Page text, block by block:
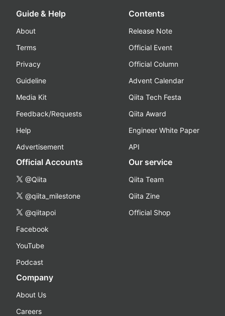
Guide & Help
About
Terms
Privacy
Guideline
Media Kit
Feedback/Requests
Help
Advertisement
Contents
Release Note
Official Event
Official Column
Advent Calendar
Qiita Tech Festa
Qiita Award
Engineer White Paper
API
Official Accounts
@Qiita
@qiita_milestone
@qiitapoi
Facebook
YouTube
Podcast
Our service
Qiita Team
Qiita Zine
Official Shop
Company
About Us
Careers